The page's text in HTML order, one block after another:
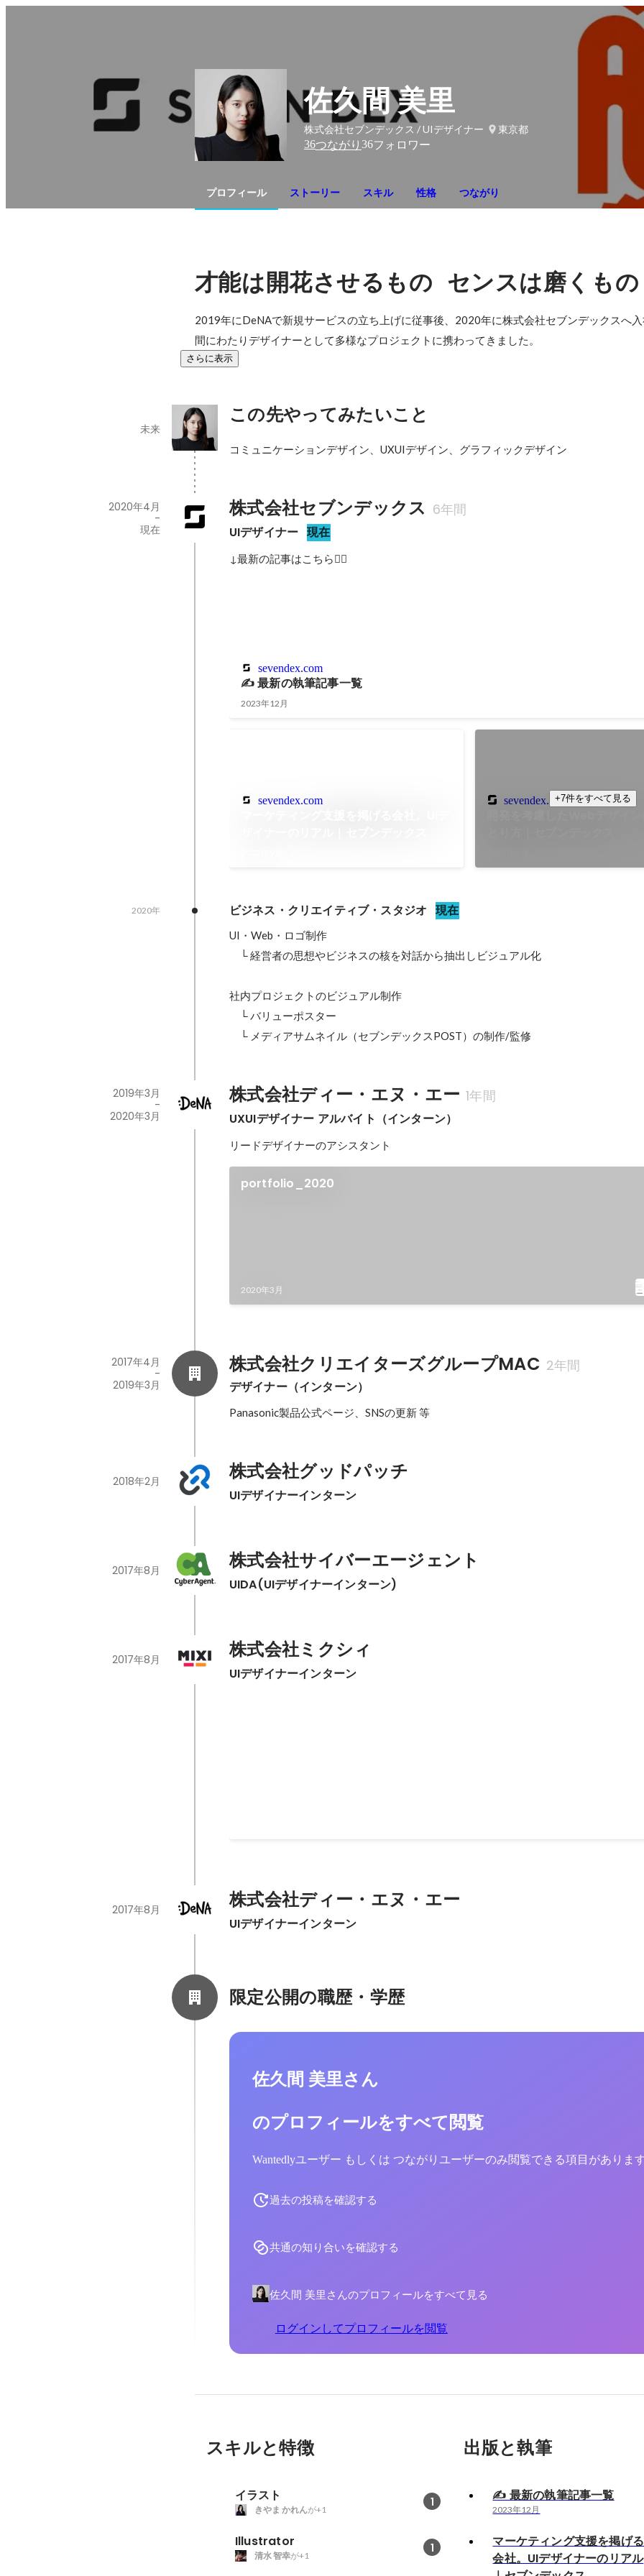
佐久間 美里
株式会社セブンデックス / UIデザイナー
東京都
36つながり 36フォロワー
プロフィール ストーリー スキル 性格 つながり
才能は開花させるもの センスは磨くもの
2019年にDeNAで新規サービスの立ち上げに従事後、2020年に株式会社セブンデックスへ
間にわたりデザイナーとして多様なプロジェクトに携わってきました。
さらに表示
この先やってみたいこと
未来
コミュニケーションデザイン、UXUIデザイン、グラフィックデザイン
株式会社セブンデックス 6年間
UIデザイナー 現在
2020年4月
-
現在
↓最新の記事はこちら💁‍♀️
sevendex.com
✍️ 最新の執筆記事一覧
2023年12月
sevendex.com sevendex.com+7件をすべて見る
ビジネス・クリエイティブ・スタジオ 現在
2020年
UI・Web・ロゴ制作
└ 経営者の思想やビジネスの核を対話から抽出しビジュアル化
社内プロジェクトのビジュアル制作
└ バリューポスター
└ メディアサムネイル（セブンデックスPOST）の制作/監修
株式会社ディー・エヌ・エー 1年間
UXUIデザイナー アルバイト（インターン）
2019年3月
-
2020年3月
リードデザイナーのアシスタント
portfolio_2020
2020年3月
株式会社クリエイターズグループMAC 2年間
デザイナー（インターン）
2017年4月
-
2019年3月
Panasonic製品公式ページ、SNSの更新 等
株式会社グッドパッチ
UIデザイナーインターン
2018年2月
株式会社サイバーエージェント
UIDA(UIデザイナーインターン)
2017年8月
株式会社ミクシィ
UIデザイナーインターン
2017年8月
株式会社ディー・エヌ・エー
UIデザイナーインターン
2017年8月
限定公開の職歴・学歴
佐久間 美里さん
のプロフィールをすべて閲覧
Wantedlyユーザー もしくは つながりユーザーのみ閲覧できる項目がありま
過去の投稿を確認する
共通の知り合いを確認する
佐久間 美里さんのプロフィールをすべて見る
ログインしてプロフィールを閲覧
スキルと特徴
イラスト 1
きやま かれんが+1
Illustrator 1
清水 智幸が+1
出版と執筆
✍️ 最新の執筆記事一覧
2023年12月
マーケティング支援を掲げる
会社。UIデザイナーのリアル